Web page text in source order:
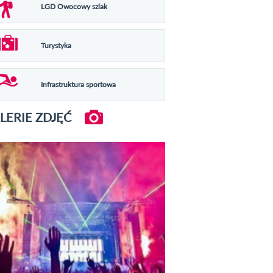
LGD Owocowy szlak
Turystyka
Infrastruktura sportowa
ZDJĘĆ